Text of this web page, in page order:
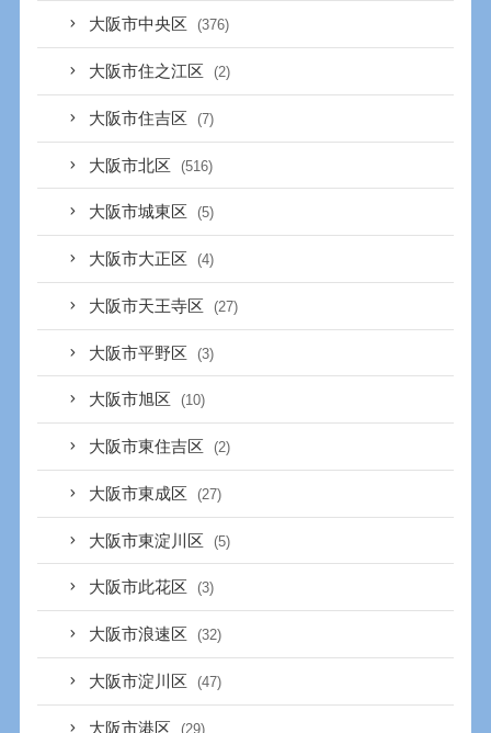
大阪市中央区 (376)
大阪市住之江区 (2)
大阪市住吉区 (7)
大阪市北区 (516)
大阪市城東区 (5)
大阪市大正区 (4)
大阪市天王寺区 (27)
大阪市平野区 (3)
大阪市旭区 (10)
大阪市東住吉区 (2)
大阪市東成区 (27)
大阪市東淀川区 (5)
大阪市此花区 (3)
大阪市浪速区 (32)
大阪市淀川区 (47)
大阪市港区 (29)